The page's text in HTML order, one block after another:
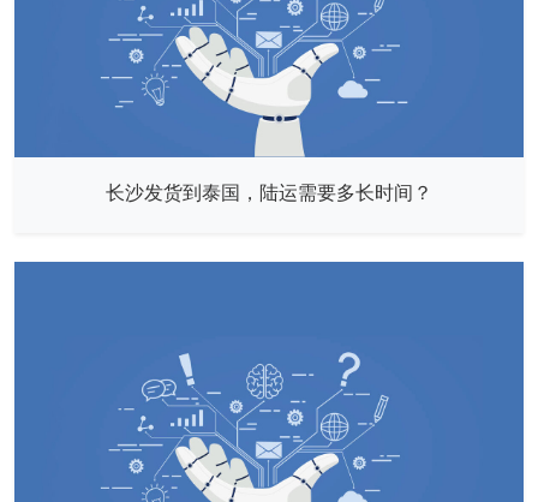
长沙发货到泰国，陆运需要多长时间？